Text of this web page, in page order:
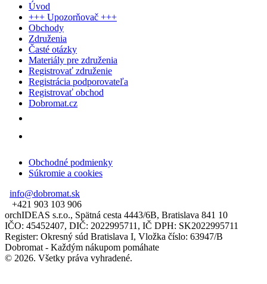
Úvod
+++ Upozorňovač +++
Obchody
Združenia
Časté otázky
Materiály pre združenia
Registrovať združenie
Registrácia podporovateľa
Registrovať obchod
Dobromat.cz
Obchodné podmienky
Súkromie a cookies
info@dobromat.sk
+421 903 103 906
orchIDEAS s.r.o., Spätná cesta 4443/6B, Bratislava 841 10
IČO: 45452407, DIČ: 2022995711, IČ DPH: SK2022995711
Register: Okresný súd Bratislava I, Vložka číslo: 63947/B
Dobromat - Každým nákupom pomáhate
© 2026. Všetky práva vyhradené.